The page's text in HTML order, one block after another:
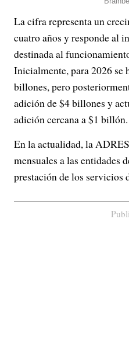
La cifra representa un
cuatro años y responde al
destinada al
Inicialmente, para 2026 se
billones, pero
adición de $4 billones y
adición cercana a $1 billón.
En la actualidad, la
mensuales a las entidades
prestación de los servicios